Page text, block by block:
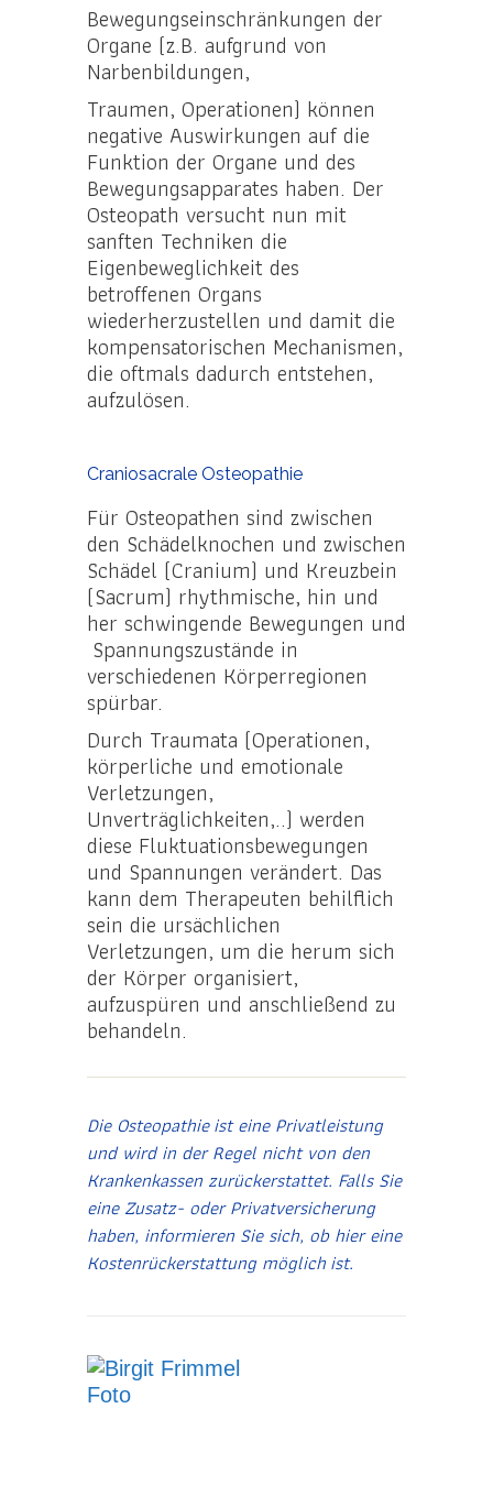
Bewegungseinschränkungen der
Organe (z.B. aufgrund von
Narbenbildungen,
Traumen, Operationen) können
negative Auswirkungen auf die
Funktion der Organe und des
Bewegungsapparates haben. Der
Osteopath versucht nun mit
sanften Techniken die
Eigenbeweglichkeit des
betroffenen Organs
wiederherzustellen und damit die
kompensatorischen Mechanismen,
die oftmals dadurch entstehen,
aufzulösen.
Craniosacrale Osteopathie
Für Osteopathen sind zwischen
den Schädelknochen und zwischen
Schädel (Cranium) und Kreuzbein
(Sacrum) rhythmische, hin und
her schwingende Bewegungen und
Spannungszustände in
verschiedenen Körperregionen
spürbar.
Durch Traumata (Operationen,
körperliche und emotionale
Verletzungen,
Unverträglichkeiten,..) werden
diese Fluktuationsbewegungen
und Spannungen verändert. Das
kann dem Therapeuten behilflich
sein die ursächlichen
Verletzungen, um die herum sich
der Körper organisiert,
aufzuspüren und anschließend zu
behandeln.
Die Osteopathie ist eine Privatleistung
und wird in der Regel nicht von den
Krankenkassen zurückerstattet. Falls Sie
eine Zusatz- oder Privatversicherung
haben, informieren Sie sich, ob hier eine
Kostenrückerstattung möglich ist.